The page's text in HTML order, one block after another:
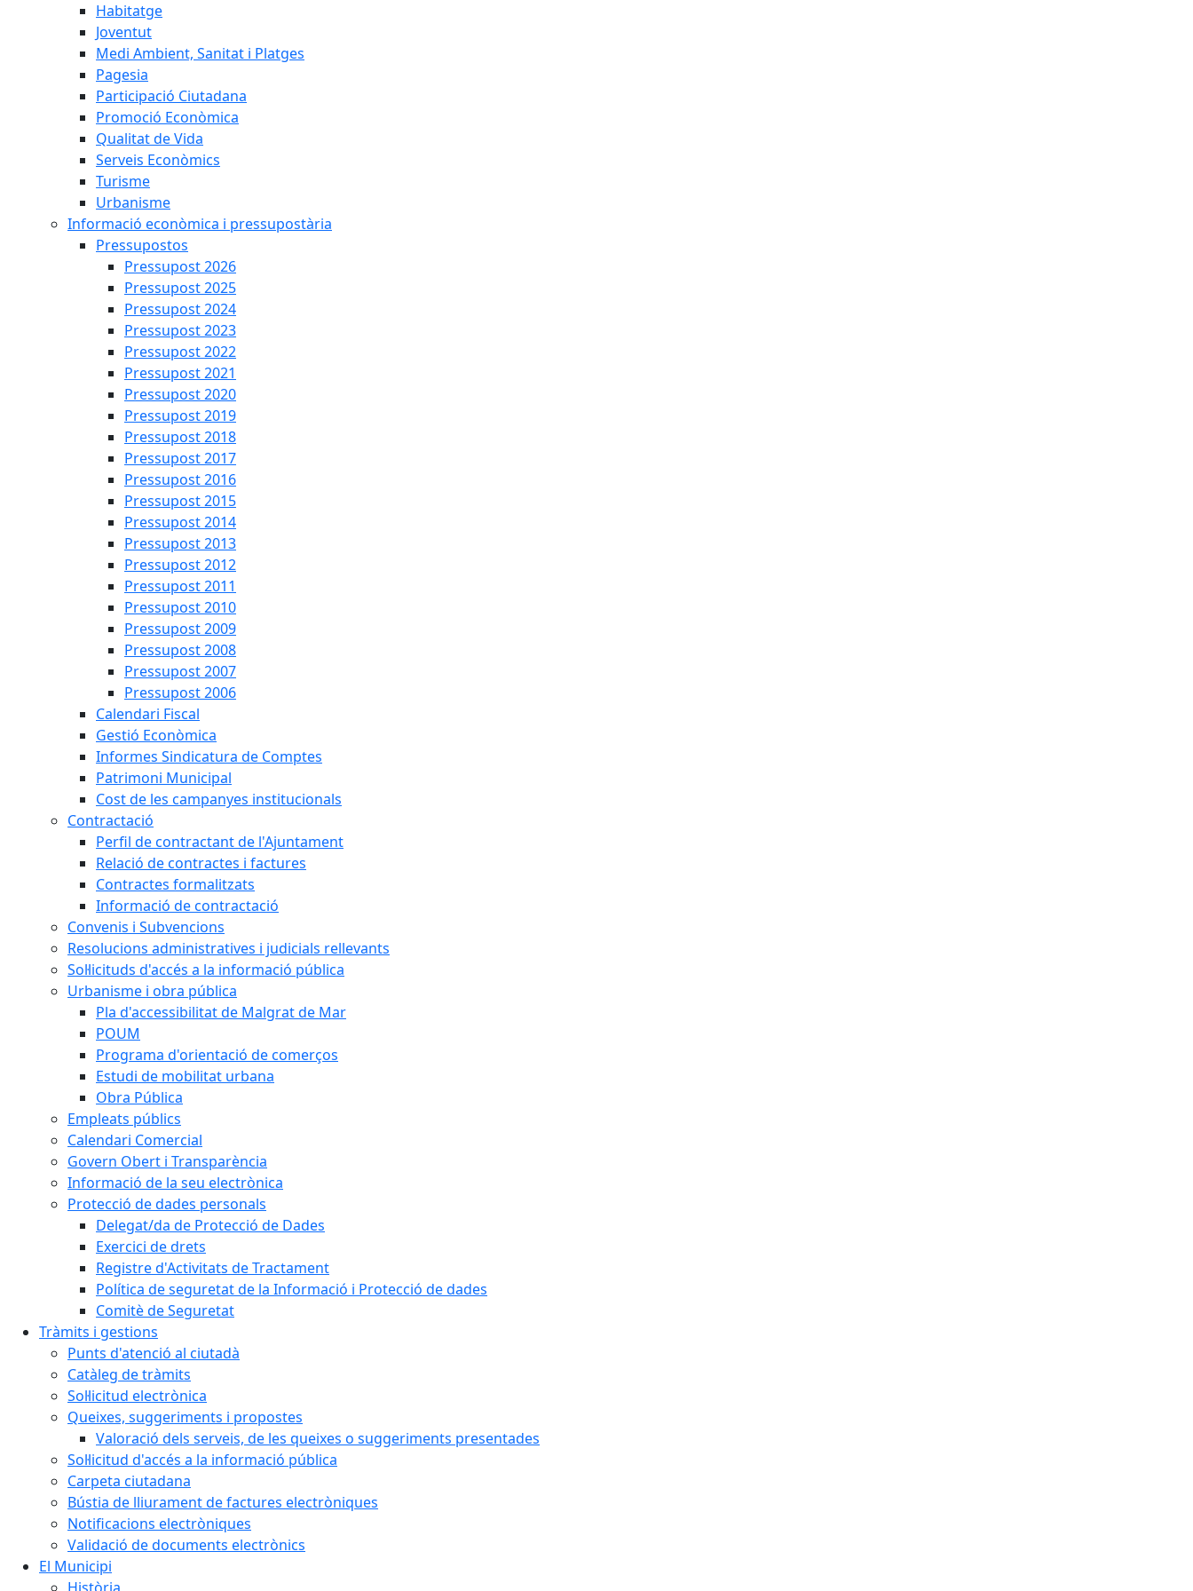
Habitatge
Joventut
Medi Ambient, Sanitat i Platges
Pagesia
Participació Ciutadana
Promoció Econòmica
Qualitat de Vida
Serveis Econòmics
Turisme
Urbanisme
Informació econòmica i pressupostària
Pressupostos
Pressupost 2026
Pressupost 2025
Pressupost 2024
Pressupost 2023
Pressupost 2022
Pressupost 2021
Pressupost 2020
Pressupost 2019
Pressupost 2018
Pressupost 2017
Pressupost 2016
Pressupost 2015
Pressupost 2014
Pressupost 2013
Pressupost 2012
Pressupost 2011
Pressupost 2010
Pressupost 2009
Pressupost 2008
Pressupost 2007
Pressupost 2006
Calendari Fiscal
Gestió Econòmica
Informes Sindicatura de Comptes
Patrimoni Municipal
Cost de les campanyes institucionals
Contractació
Perfil de contractant de l'Ajuntament
Relació de contractes i factures
Contractes formalitzats
Informació de contractació
Convenis i Subvencions
Resolucions administratives i judicials rellevants
Sol·licituds d'accés a la informació pública
Urbanisme i obra pública
Pla d'accessibilitat de Malgrat de Mar
POUM
Programa d'orientació de comerços
Estudi de mobilitat urbana
Obra Pública
Empleats públics
Calendari Comercial
Govern Obert i Transparència
Informació de la seu electrònica
Protecció de dades personals
Delegat/da de Protecció de Dades
Exercici de drets
Registre d'Activitats de Tractament
Política de seguretat de la Informació i Protecció de dades
Comitè de Seguretat
Tràmits i gestions
Punts d'atenció al ciutadà
Catàleg de tràmits
Sol·licitud electrònica
Queixes, suggeriments i propostes
Valoració dels serveis, de les queixes o suggeriments presentades
Sol·licitud d'accés a la informació pública
Carpeta ciutadana
Bústia de lliurament de factures electròniques
Notificacions electròniques
Validació de documents electrònics
El Municipi